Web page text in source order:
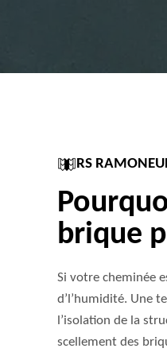
RS
brique
Si votre cheminée
d’l’humidité. Une
l’isolation de la
scellement des